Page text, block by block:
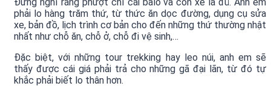
phải lo hàng trăm thứ, từ thức ăn dọc đường, dụng cụ sửa
xe, bản đồ, lịch trình cơ bản cho đến những thứ thường nhật
nhất như chỗ ăn, chỗ ở, chỗ đi vệ sinh,…
Đặc biệt, với những tour trekking hay leo núi, anh em sẽ
thấy được cái giá phải trả cho những gã đại lãn, từ đó tự
khắc phải biết lo thân hơn.